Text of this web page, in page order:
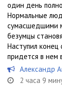
один день
Нормальные
сумасшедшими
безумцы
Наступил
придется в нем
Александр
2 часа 9